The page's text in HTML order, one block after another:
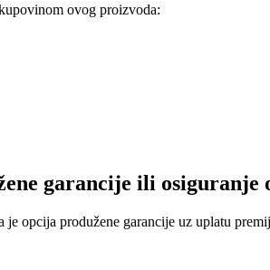
ovog proizvoda:
garancije ili osiguranje
je opcija produžene garancije uz uplatu